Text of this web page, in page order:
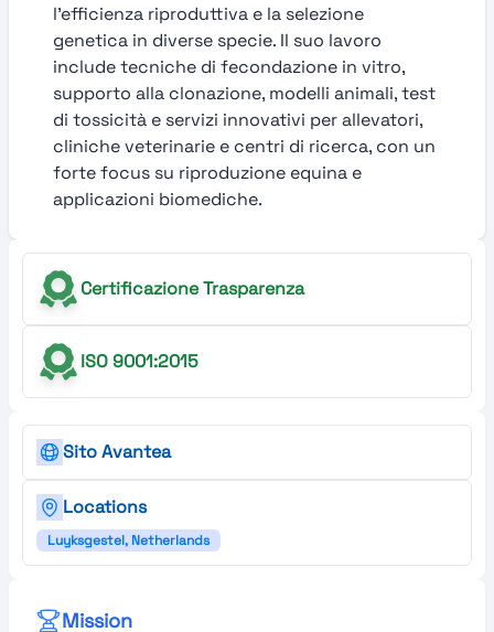
l’efficienza riproduttiva e la selezione
genetica in diverse specie. Il suo lavoro
include tecniche di fecondazione in vitro,
supporto alla clonazione, modelli animali, test
di tossicità e servizi innovativi per allevatori,
cliniche veterinarie e centri di ricerca, con un
forte focus su riproduzione equina e
applicazioni biomediche.
Certificazione Trasparenza
ISO 9001:2015
Sito Avantea
Locations
Luyksgestel, Netherlands
Mission